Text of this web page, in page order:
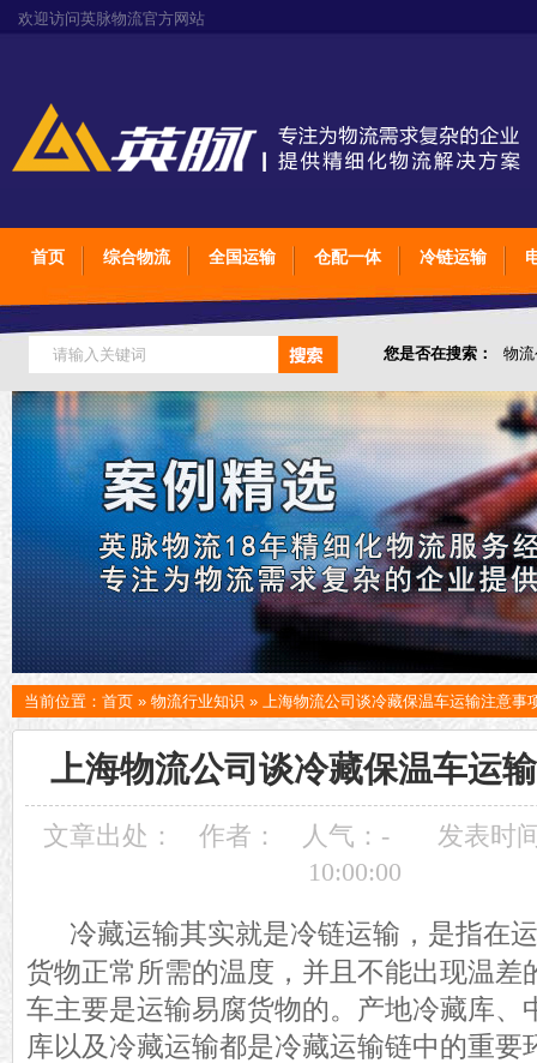
欢迎访问英脉物流官方网站
首页 综合物流 全国运输 仓配一体 冷链运输
您是否在搜索： 物
仓储综合专业定制物
当前位置： 首页 » 物流行业知识 » 上海物流公司谈冷藏保温车运输注意事
上海物流公司谈冷藏保温车运
文章出处： 作者： 人气： -
发表时
10:00:00
冷藏运输其实就是冷链运输，是指在
货物正常所需的温度，并且不能出现温差
车主要是运输易腐货物的。产地冷藏库、
库以及冷藏运输都是冷藏运输链中的重要